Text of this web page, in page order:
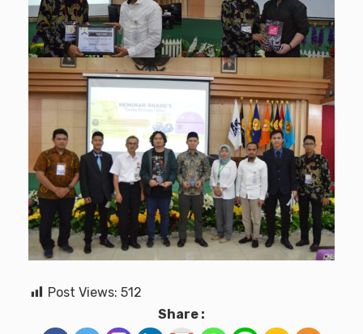
Post Views: 512
Share :